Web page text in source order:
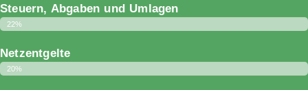
Steuern, Abgaben und Umlagen
22%
Netzentgelte
20%